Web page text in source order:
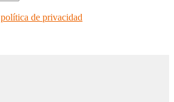
política de privacidad